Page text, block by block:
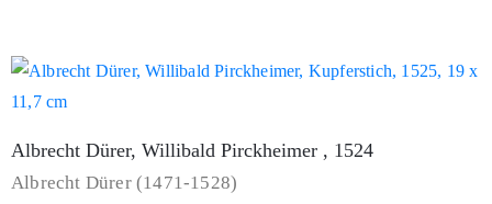
Albrecht Dürer, Willibald Pirckheimer , 1524
Albrecht Dürer (1471-1528)